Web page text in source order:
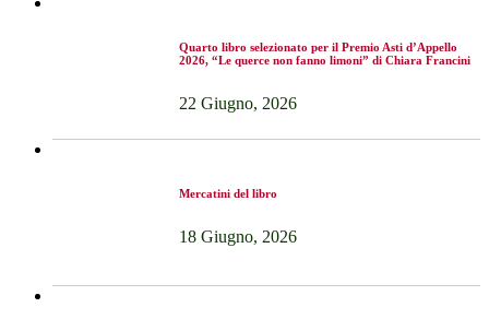
Quarto libro selezionato per il Premio Asti d’Appello
2026, “Le querce non fanno limoni” di Chiara Francini
22 Giugno, 2026
Mercatini del libro
18 Giugno, 2026